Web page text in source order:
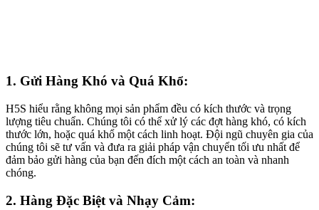
1. Gửi Hàng Khó và Quá Khổ:
H5S hiểu rằng không mọi sản phẩm đều có kích thước và trọng
lượng tiêu chuẩn. Chúng tôi có thể xử lý các đợt hàng khó, có kích
thước lớn, hoặc quá khổ một cách linh hoạt. Đội ngũ chuyên gia của
chúng tôi sẽ tư vấn và đưa ra giải pháp vận chuyển tối ưu nhất để
đảm bảo gửi hàng của bạn đến đích một cách an toàn và nhanh
chóng.
2. Hàng Đặc Biệt và Nhạy Cảm: